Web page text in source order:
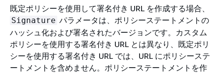
既定ポリシーを使用して署名付き URL を作成する場合、
Signature パラメータは、ポリシーステートメントの
ハッシュ化および署名されたバージョンです。カスタム
ポリシーを使用する署名付き URL とは異なり、既定ポリ
シーを使用する署名付き URL では、URL にポリシーステ
ートメントを含めません。ポリシーステートメントを作